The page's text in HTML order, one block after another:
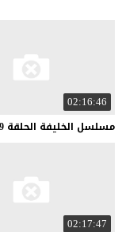
02:16:46
مسلسل الخليفة الحلقة
02:17:47